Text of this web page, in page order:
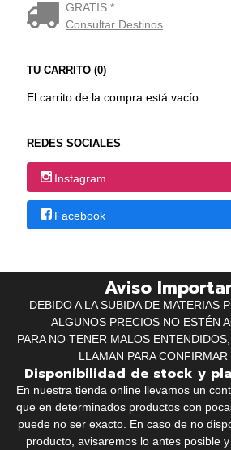
GRATIS *
Consultar Destinos
TU CARRITO (0)
El carrito de la compra está vacío
REDES SOCIALES
Instagram
Facebook
Aviso
DEBIDO A LA SUBIDA DE MATERIAS
ALGUNOS PRECIOS NO ESTÉN
PARA NO TENER MALOS
LLAMAN PARA CONFIRMAR
Disponibilidad de stock y
En nuestra tienda online llevamos un
que en determinados productos con
puede no ser exacto. En caso de no
producto, avisaremos lo antes posible